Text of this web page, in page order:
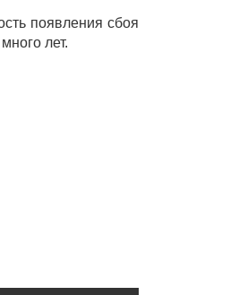
появления сбоя
лет.